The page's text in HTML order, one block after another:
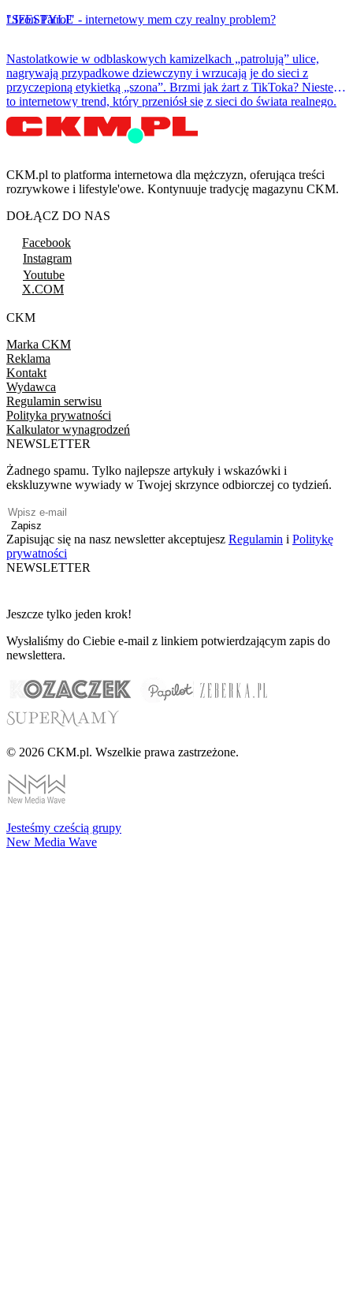
LIFESTYLE
"Szon Patrol" - internetowy mem czy realny problem?
Nastolatkowie w odblaskowych kamizelkach „patrolują” ulice,
nagrywają przypadkowe dziewczyny i wrzucają je do sieci z
przyczepioną etykietką „szona”. Brzmi jak żart z TikToka? Niestety
to internetowy trend, który przeniósł się z sieci do świata realnego.
CKM.pl to platforma internetowa dla mężczyzn, oferująca treści
rozrywkowe i lifestyle'owe. Kontynuuje tradycję magazynu CKM.
DOŁĄCZ DO NAS
Facebook
Instagram
Youtube
X.COM
CKM
Marka CKM
Reklama
Kontakt
Wydawca
Regulamin serwisu
Polityka prywatności
Kalkulator wynagrodzeń
NEWSLETTER
Żadnego spamu. Tylko najlepsze artykuły i wskazówki i
ekskluzywne wywiady w Twojej skrzynce odbiorczej co tydzień.
Zapisz
Zapisując się na nasz newsletter akceptujesz Regulamin i Politykę
prywatności
NEWSLETTER
Jeszcze tylko jeden krok!
Wysłaliśmy do Ciebie e-mail z linkiem potwierdzającym zapis do
newslettera.
© 2026 CKM.pl. Wszelkie prawa zastrzeżone.
Jesteśmy cześcią grupy
New Media Wave